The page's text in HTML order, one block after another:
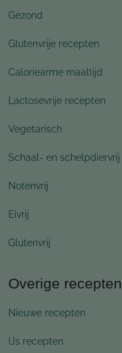
Gezond
Glutenvrije recepten
Caloriearme maaltijd
Lactosevrije recepten
Vegetarisch
Schaal- en schelpdiervrij
Notenvrij
Eivrij
Glutenvrij
Overige recepten
Nieuwe recepten
IJs recepten